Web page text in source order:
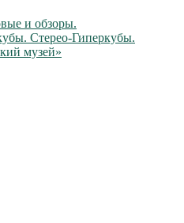
и обзоры.
Стерео-Гиперкубы.
музей»